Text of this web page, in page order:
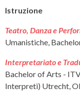
Istruzione
Teatro, Danza e
Umanistiche,
Interpretariato e
Bachelor of Arts -
Interpreti) Utrecht,